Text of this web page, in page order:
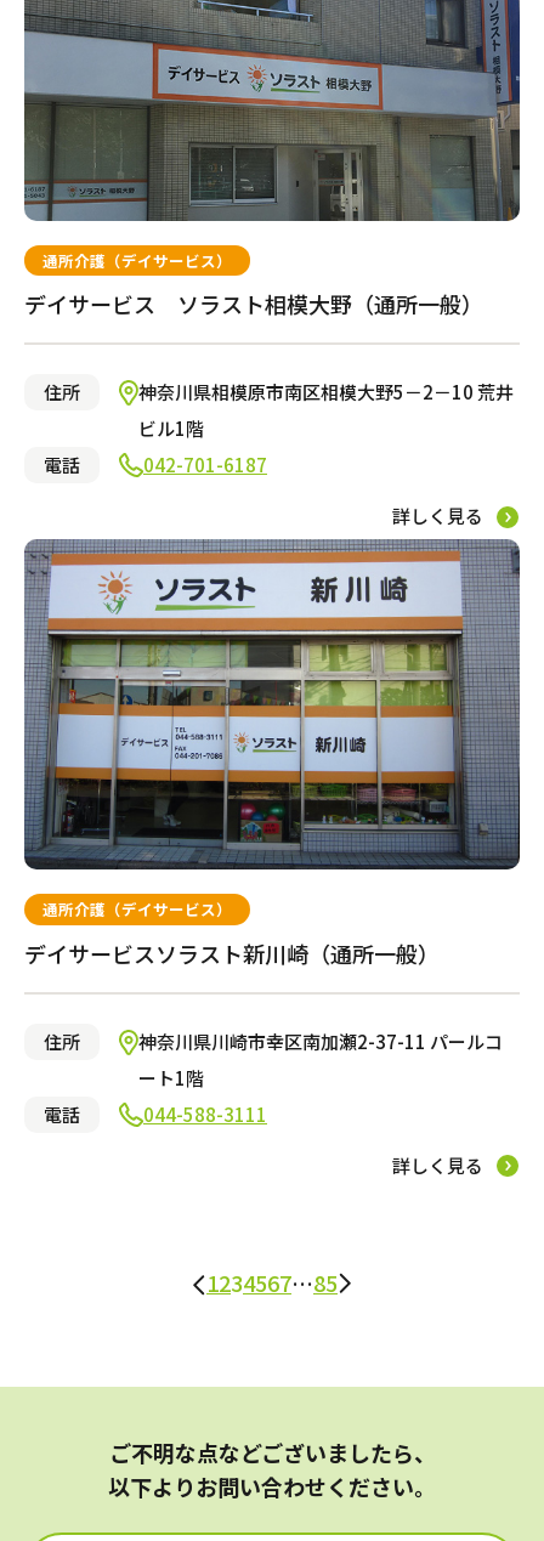
通所介護（デイサービス）
デイサービス ソラスト相模大野（通所一般）
住所
神奈川県相模原市南区相模大野5－2－10 荒井
ビル1階
電話
042-701-6187
詳しく見る
通所介護（デイサービス）
デイサービスソラスト新川崎（通所一般）
住所
神奈川県川崎市幸区南加瀬2-37-11 パールコ
ート1階
電話
044-588-3111
詳しく見る
1234567…85
ご不明な点などございましたら、
以下よりお問い合わせください。